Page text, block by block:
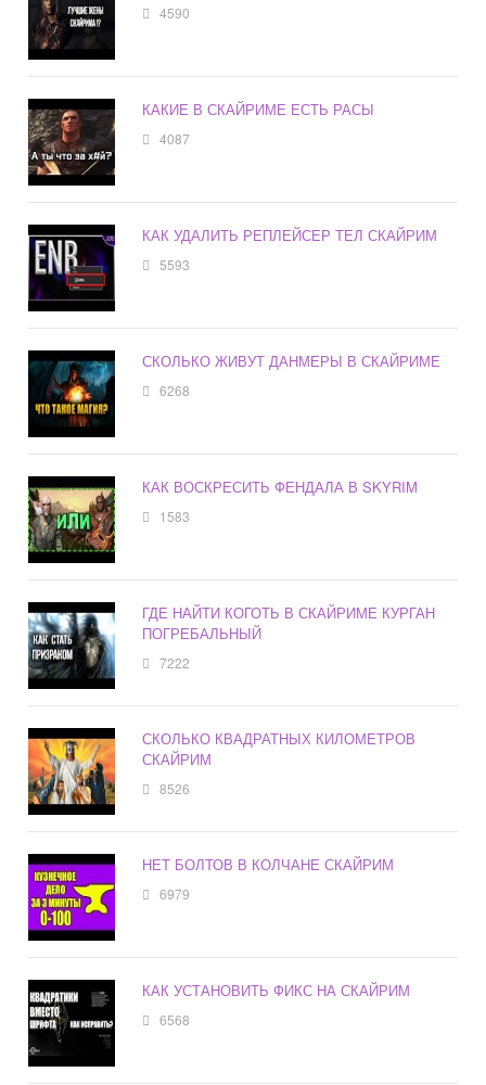
4590
КАКИЕ В СКАЙРИМЕ ЕСТЬ РАСЫ
4087
КАК УДАЛИТЬ РЕПЛЕЙСЕР ТЕЛ СКАЙРИМ
5593
СКОЛЬКО ЖИВУТ ДАНМЕРЫ В СКАЙРИМЕ
6268
КАК ВОСКРЕСИТЬ ФЕНДАЛА В SKYRIM
1583
ГДЕ НАЙТИ КОГОТЬ В СКАЙРИМЕ КУРГАН
ПОГРЕБАЛЬНЫЙ
7222
СКОЛЬКО КВАДРАТНЫХ КИЛОМЕТРОВ
СКАЙРИМ
8526
НЕТ БОЛТОВ В КОЛЧАНЕ СКАЙРИМ
6979
КАК УСТАНОВИТЬ ФИКС НА СКАЙРИМ
6568